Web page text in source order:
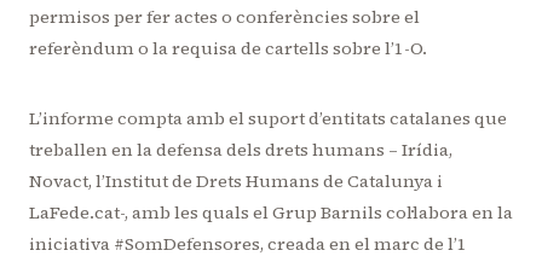
permisos per fer actes o conferències sobre el
referèndum o la requisa de cartells sobre l’1-O.
L’informe compta amb el suport d’entitats catalanes que
treballen en la defensa dels drets humans – Irídia,
Novact, l’Institut de Drets Humans de Catalunya i
LaFede.cat-, amb les quals el Grup Barnils col·labora en la
iniciativa #SomDefensores, creada en el marc de l’1